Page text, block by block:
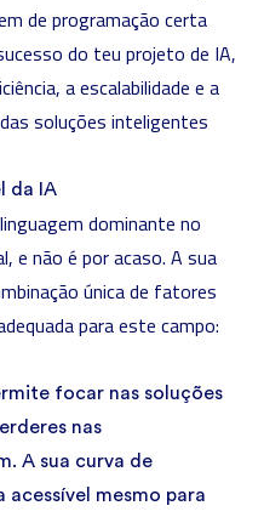
de programação certa
do teu projeto de IA,
a escalabilidade e a
soluções inteligentes
da IA
dominante no
, e não é por acaso. A sua
única de fatores
para este campo:
focar nas soluções
nas
A sua curva de
acessível mesmo para